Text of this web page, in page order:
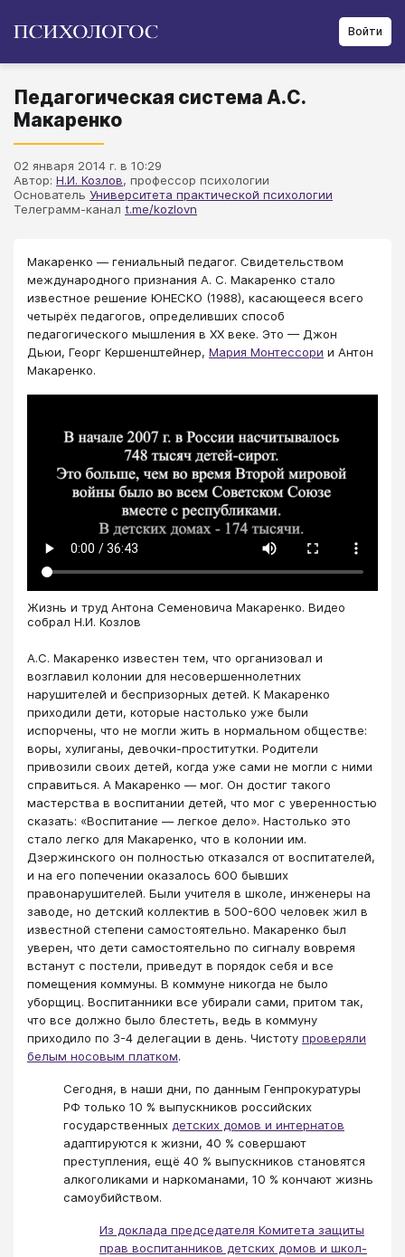
Войти
Педагогическая система А.С.
Макаренко
02 января 2014 г. в 10:29
Автор: Н.И. Козлов, профессор психологии
Основатель Университета практической психологии
Телеграмм-канал t.me/kozlovn
Макаренко — гениальный педагог. Свидетельством
международного признания А. С. Макаренко стало
известное решение ЮНЕСКО (1988), касающееся всего
четырёх педагогов, определивших способ
педагогического мышления в ХХ веке. Это — Джон
Дьюи, Георг Кершенштейнер, Мария Монтессори и Антон
Макаренко.
Жизнь и труд Антона Семеновича Макаренко. Видео
собрал Н.И. Козлов
А.С. Макаренко известен тем, что организовал и
возглавил колонии для несовершеннолетних
нарушителей и беспризорных детей. К Макаренко
приходили дети, которые настолько уже были
испорчены, что не могли жить в нормальном обществе:
воры, хулиганы, девочки-проститутки. Родители
привозили своих детей, когда уже сами не могли с ними
справиться. А Макаренко — мог. Он достиг такого
мастерства в воспитании детей, что мог с уверенностью
сказать: «Воспитание — легкое дело». Настолько это
стало легко для Макаренко, что в колонии им.
Дзержинского он полностью отказался от воспитателей,
и на его попечении оказалось 600 бывших
правонарушителей. Были учителя в школе, инженеры на
заводе, но детский коллектив в 500-600 человек жил в
известной степени самостоятельно. Макаренко был
уверен, что дети самостоятельно по сигналу вовремя
встанут с постели, приведут в порядок себя и все
помещения коммуны. В коммуне никогда не было
уборщиц. Воспитанники все убирали сами, притом так,
что все должно было блестеть, ведь в коммуну
приходило по 3-4 делегации в день. Чистоту проверяли
белым носовым платком.
Сегодня, в наши дни, по данным Генпрокуратуры
РФ только 10 % выпускников российских
государственных детских домов и интернатов
адаптируются к жизни, 40 % совершают
преступления, ещё 40 % выпускников становятся
алкоголиками и наркоманами, 10 % кончают жизнь
самоубийством.
Из доклада председателя Комитета защиты
прав воспитанников детских домов и школ-